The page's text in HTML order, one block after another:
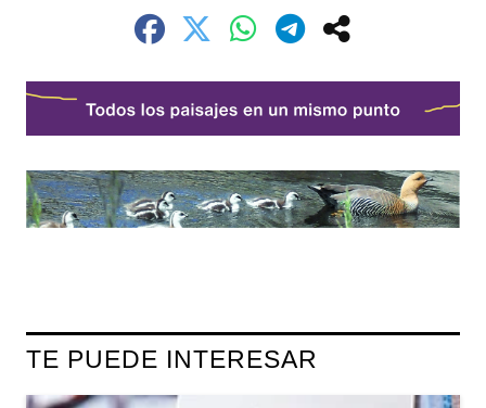
TE PUEDE INTERESAR